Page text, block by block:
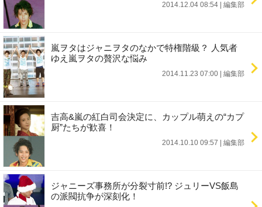
2014.12.04 08:54 編集部
嵐ヲタはジャニヲタのなかで特権階級？ 人気者
ゆえ嵐ヲタの贅沢な悩み
2014.11.23 07:00 編集部
吉高&嵐の紅白司会決定に、カップル萌えの“カプ
厨”たちが歓喜！
2014.10.10 09:57 編集部
ジャニーズ事務所が分裂寸前!? ジュリーVS飯島
の派閥抗争が深刻化！